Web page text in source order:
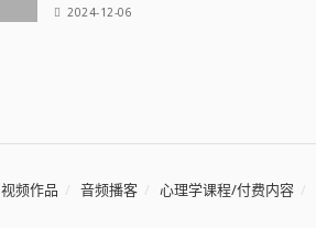
2024-12-06
视频作品 音频播客 心理学课程/付费内容